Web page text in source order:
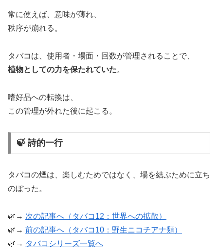
常に使えば、意味が薄れ、
秩序が崩れる。
タバコは、使用者・場面・回数が管理されることで、
植物としての力を保たれていた。
嗜好品への転換は、
この管理が外れた後に起こる。
🍃 詩的一行
タバコの煙は、楽しむためではなく、場を結ぶために立ち
のぼった。
🌿→ 次の記事へ（タバコ12：世界への拡散）
🌿→ 前の記事へ（タバコ10：野生ニコチアナ類）
🌿→ タバコシリーズ一覧へ